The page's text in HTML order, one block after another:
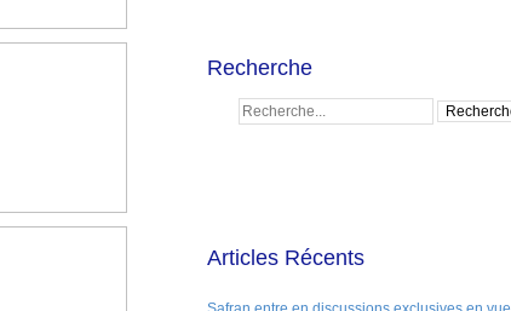
Recherche
Articles Récents